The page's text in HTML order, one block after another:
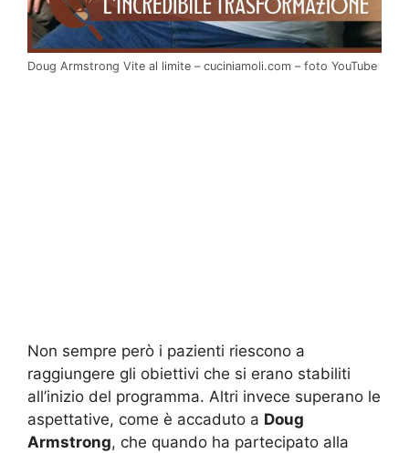
Doug Armstrong Vite al limite – cuciniamoli.com – foto YouTube
Non sempre però i pazienti riescono a
raggiungere gli obiettivi che si erano stabiliti
all’inizio del programma. Altri invece superano le
aspettative, come è accaduto a Doug
Armstrong, che quando ha partecipato alla